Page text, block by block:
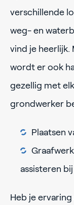
verschillende
weg- en
vind je heerlijk.
wordt er ook
gezellig met
grondwerker
Plaatsen
assisteren
Heb je ervaring